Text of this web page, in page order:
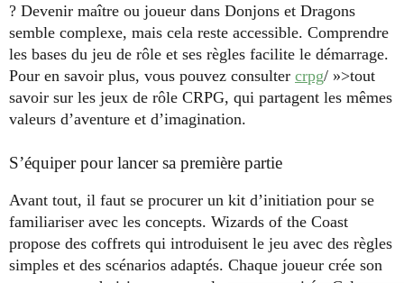
? Devenir maître ou joueur dans Donjons et Dragons
semble complexe, mais cela reste accessible. Comprendre
les bases du jeu de rôle et ses règles facilite le démarrage.
Pour en savoir plus, vous pouvez consulter crpg/ »>tout
savoir sur les jeux de rôle CRPG, qui partagent les mêmes
valeurs d’aventure et d’imagination.
S’équiper pour lancer sa première partie
Avant tout, il faut se procurer un kit d’initiation pour se
familiariser avec les concepts. Wizards of the Coast
propose des coffrets qui introduisent le jeu avec des règles
simples et des scénarios adaptés. Chaque joueur crée son